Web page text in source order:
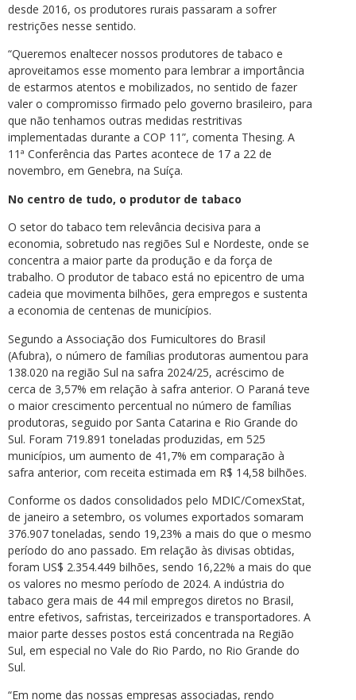
desde 2016, os produtores rurais passaram a sofrer
restrições nesse sentido.
“Queremos enaltecer nossos produtores de tabaco e
aproveitamos esse momento para lembrar a importância
de estarmos atentos e mobilizados, no sentido de fazer
valer o compromisso firmado pelo governo brasileiro, para
que não tenhamos outras medidas restritivas
implementadas durante a COP 11”, comenta Thesing. A
11ª Conferência das Partes acontece de 17 a 22 de
novembro, em Genebra, na Suíça.
No centro de tudo, o produtor de tabaco
O setor do tabaco tem relevância decisiva para a
economia, sobretudo nas regiões Sul e Nordeste, onde se
concentra a maior parte da produção e da força de
trabalho. O produtor de tabaco está no epicentro de uma
cadeia que movimenta bilhões, gera empregos e sustenta
a economia de centenas de municípios.
Segundo a Associação dos Fumicultores do Brasil
(Afubra), o número de famílias produtoras aumentou para
138.020 na região Sul na safra 2024/25, acréscimo de
cerca de 3,57% em relação à safra anterior. O Paraná teve
o maior crescimento percentual no número de famílias
produtoras, seguido por Santa Catarina e Rio Grande do
Sul. Foram 719.891 toneladas produzidas, em 525
municípios, um aumento de 41,7% em comparação à
safra anterior, com receita estimada em R$ 14,58 bilhões.
Conforme os dados consolidados pelo MDIC/ComexStat,
de janeiro a setembro, os volumes exportados somaram
376.907 toneladas, sendo 19,23% a mais do que o mesmo
período do ano passado. Em relação às divisas obtidas,
foram US$ 2.354.449 bilhões, sendo 16,22% a mais do que
os valores no mesmo período de 2024. A indústria do
tabaco gera mais de 44 mil empregos diretos no Brasil,
entre efetivos, safristas, terceirizados e transportadores. A
maior parte desses postos está concentrada na Região
Sul, em especial no Vale do Rio Pardo, no Rio Grande do
Sul.
“Em nome das nossas empresas associadas, rendo